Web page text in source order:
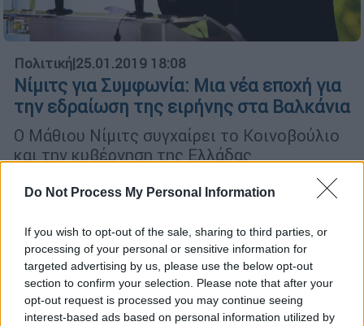
Do Not Process My Personal Information
If you wish to opt-out of the sale, sharing to third parties, or
processing of your personal or sensitive information for
targeted advertising by us, please use the below opt-out
section to confirm your selection. Please note that after your
opt-out request is processed you may continue seeing
interest-based ads based on personal information utilized by
Πολιτική|25.01.2019 18:08
Νίμιτς για Συμφωνία: Mια νέα εποχή για
την εδραίωση της ειρήνης στα Βαλκάνια
Ο Μάθιου Νίμιτς συγχαίρει το Κοινοβούλιο
και την κυβέρνηση της Ελλάδας